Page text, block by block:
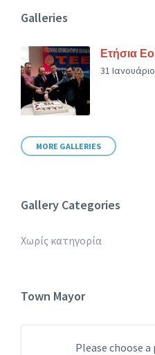
Galleries
Ετήσια
31
MORE GALLERIES
Gallery Categories
Χωρίς κατηγορία
Town Mayor
Please choose